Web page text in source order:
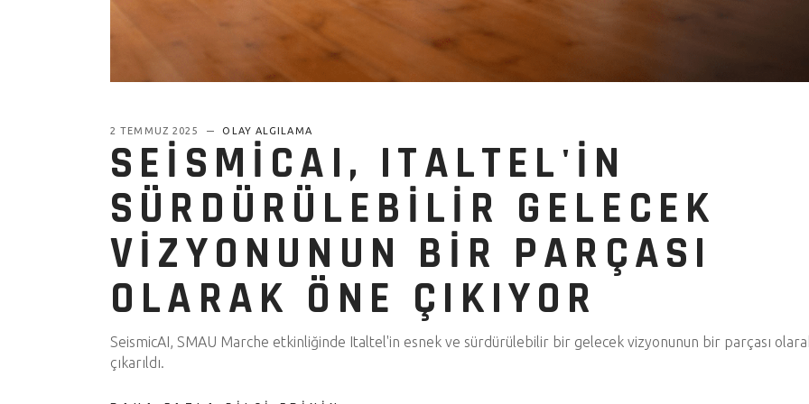
2 TEMMUZ 2025 OLAY ALGILAMA
SEISMICAI, ITALTEL'IN
SÜRDÜRÜLEBILIR GELECEK
VIZYONUNUN BIR PARÇASI
OLARAK ÖNE ÇIKIYOR
SeismicAI, SMAU Marche etkinliğinde Italtel'in esnek ve sürdürülebilir bir gelecek vizyonunun bir parçası
çıkarıldı.